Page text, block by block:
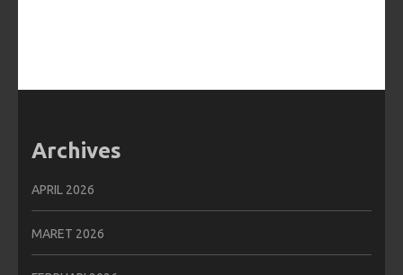
Archives
APRIL 2026
MARET 2026